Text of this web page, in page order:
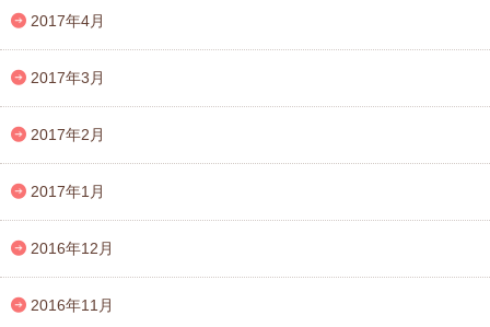
2017年4月
2017年3月
2017年2月
2017年1月
2016年12月
2016年11月